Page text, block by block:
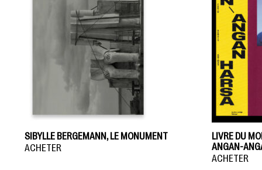
SIBYLLE BERGEMANN, LE MONUMENT
ACHETER
LIVRE DU
ANGAN-
ACHETER